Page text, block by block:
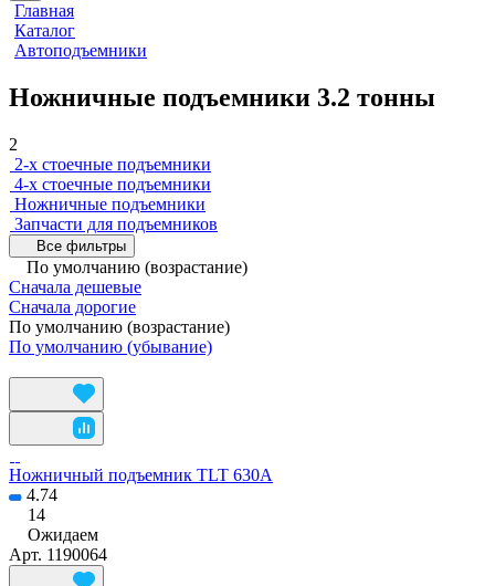
Главная
Каталог
Автоподъемники
Ножничные подъемники 3.2 тонны
2
2-х стоечные подъемники
4-х стоечные подъемники
Ножничные подъемники
Запчасти для подъемников
Все фильтры
По умолчанию (возрастание)
Сначала дешевые
Сначала дорогие
По умолчанию (возрастание)
По умолчанию (убывание)
Ножничный подъемник TLT 630A
4.74
14
Ожидаем
Арт. 1190064